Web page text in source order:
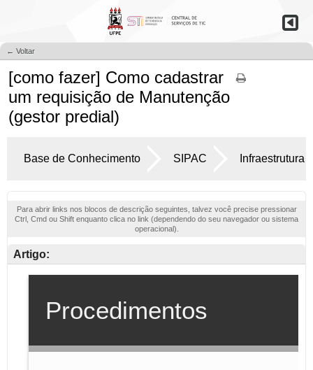
← Voltar
[como fazer] Como cadastrar
um requisição de Manutenção
(gestor predial)
Base de Conhecimento SIPAC Infraestrutura
Para abrir links nos blocos de descrição seguintes, talvez você precise pressionar
Ctrl, Cmd ou Shift enquanto clica no link (dependendo do seu navegador ou sistema
operacional).
Artigo: